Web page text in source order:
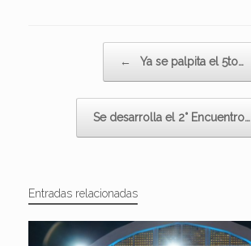
← Ya se palpita el 5to…
Se desarrolla el 2° Encuentro…
Entradas relacionadas